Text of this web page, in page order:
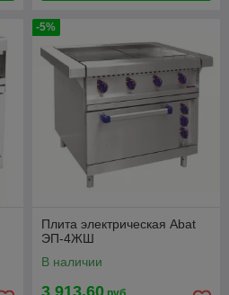
-5%
Плита электрическая Abat
ЭП-4ЖШ
В наличии